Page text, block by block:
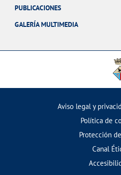
PUBLICACIONES
GALERÍA MULTIMEDIA
Aviso legal y
Política de
Protección
Canal